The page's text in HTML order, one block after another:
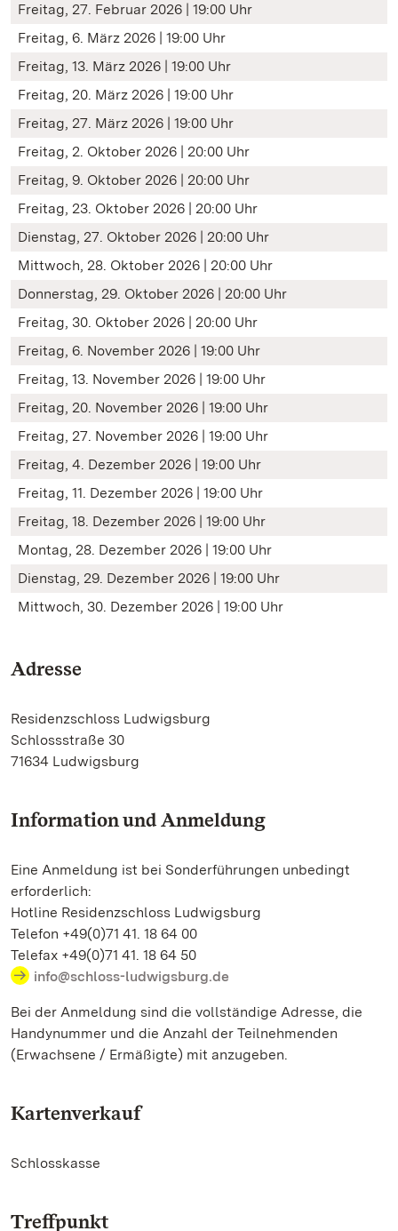
Freitag, 27. Februar 2026 | 19:00 Uhr
Freitag, 6. März 2026 | 19:00 Uhr
Freitag, 13. März 2026 | 19:00 Uhr
Freitag, 20. März 2026 | 19:00 Uhr
Freitag, 27. März 2026 | 19:00 Uhr
Freitag, 2. Oktober 2026 | 20:00 Uhr
Freitag, 9. Oktober 2026 | 20:00 Uhr
Freitag, 23. Oktober 2026 | 20:00 Uhr
Dienstag, 27. Oktober 2026 | 20:00 Uhr
Mittwoch, 28. Oktober 2026 | 20:00 Uhr
Donnerstag, 29. Oktober 2026 | 20:00 Uhr
Freitag, 30. Oktober 2026 | 20:00 Uhr
Freitag, 6. November 2026 | 19:00 Uhr
Freitag, 13. November 2026 | 19:00 Uhr
Freitag, 20. November 2026 | 19:00 Uhr
Freitag, 27. November 2026 | 19:00 Uhr
Freitag, 4. Dezember 2026 | 19:00 Uhr
Freitag, 11. Dezember 2026 | 19:00 Uhr
Freitag, 18. Dezember 2026 | 19:00 Uhr
Montag, 28. Dezember 2026 | 19:00 Uhr
Dienstag, 29. Dezember 2026 | 19:00 Uhr
Mittwoch, 30. Dezember 2026 | 19:00 Uhr
Adresse
Residenzschloss Ludwigsburg
Schlossstraße 30
71634 Ludwigsburg
Information und Anmeldung
Eine Anmeldung ist bei Sonderführungen unbedingt
erforderlich:
Hotline Residenzschloss Ludwigsburg
Telefon +49(0)71 41. 18 64 00
Telefax +49(0)71 41. 18 64 50
info@schloss-ludwigsburg.de
Bei der Anmeldung sind die vollständige Adresse, die
Handynummer und die Anzahl der Teilnehmenden
(Erwachsene / Ermäßigte) mit anzugeben.
Kartenverkauf
Schlosskasse
Treffpunkt